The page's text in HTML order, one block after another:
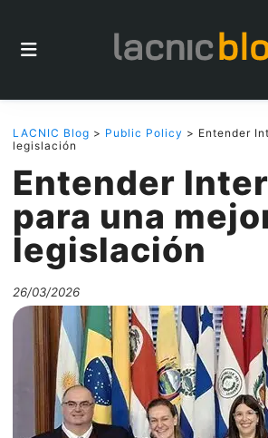
LACNIC Blog > Public Policy > Entender
legislación
Entender
para una
legislación
26/03/2026